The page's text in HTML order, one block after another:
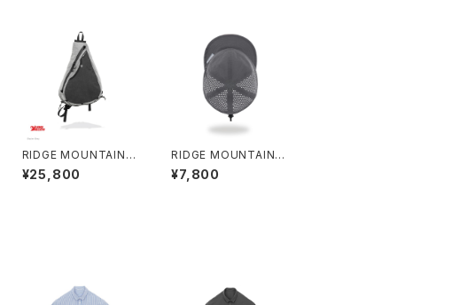
RIDGE MOUNTAIN G
EAR | Sash Pack
¥25,800
RIDGE MOUNTAIN G
EAR | Basic Cap Pun
ching
¥7,800